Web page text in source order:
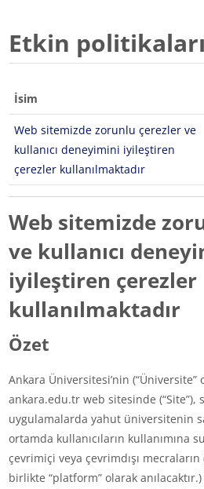
Etkin
İsim
Web sitemizde zorunlu çerezler ve
kullanıcı deneyimini iyileştiren
çerezler kullanılmaktadır
Web sitemizde
ve kullanıcı
iyileştiren çerezler
kullanılmaktadır
Özet
Ankara Üniversitesi’nin (“Üniversite”
ankara.edu.tr web sitesinde (“Site”),
uygulamalarda yahut üniversitenin
ortamda kullanıcıların kullanımına
çevrimiçi veya çevrimdışı
birlikte “platform” olarak